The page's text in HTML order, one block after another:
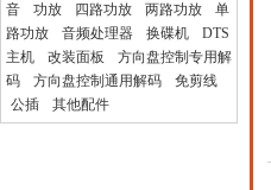
音
功放 四路功放 两路功放
单
路功放
音频处理器 换碟机
DTS
主机
改装面板
方向盘控制专用解
码
方向盘控制通用解码
免剪线
公插
其他配件